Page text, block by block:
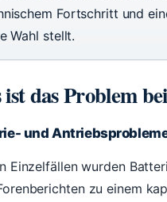
Fortschritt und
Wahl stellt.
ist das Problem
und
Einzelfällen wurden
zu einem